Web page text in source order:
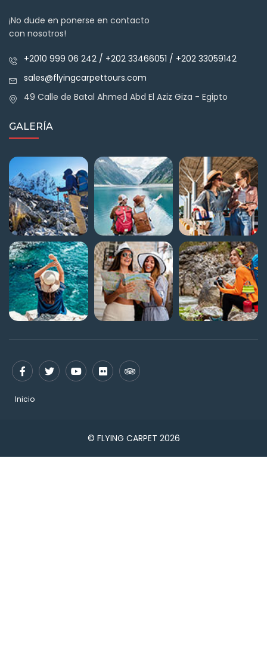
¡No dude en ponerse en contacto
con nosotros!
+2010 999 06 242 / +202 33466051 / +202 33059142
sales@flyingcarpettours.com
49 Calle de Batal Ahmed Abd El Aziz Giza - Egipto
GALERÍA
Inicio
© FLYING CARPET 2026